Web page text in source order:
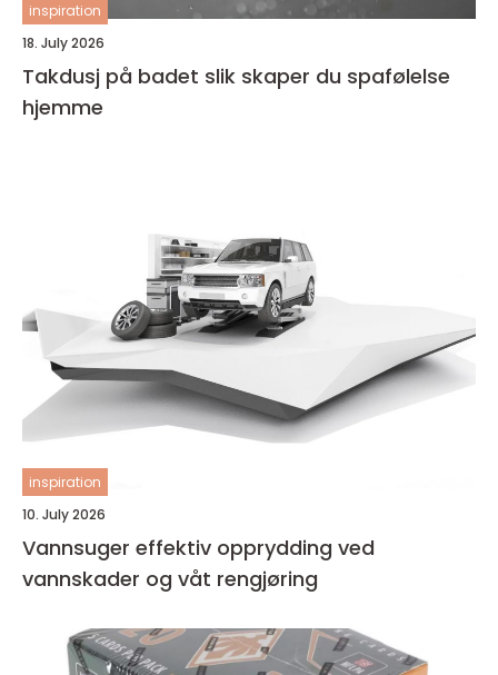
inspiration
18. July 2026
Takdusj på badet slik skaper du spafølelse
hjemme
inspiration
10. July 2026
Vannsuger effektiv opprydding ved
vannskader og våt rengjøring